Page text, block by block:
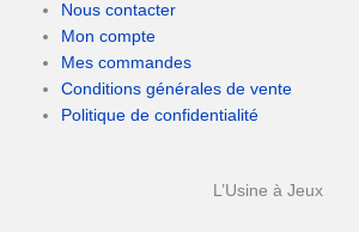
Nous contacter
Mon compte
Mes commandes
Conditions générales de vente
Politique de confidentialité
L’Usine à Jeux